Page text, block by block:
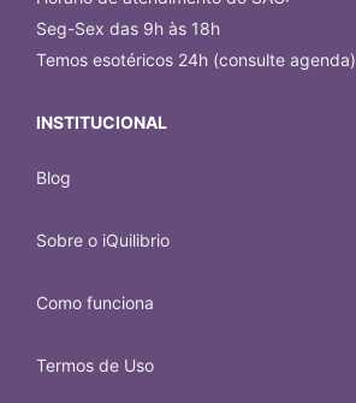
Seg-Sex das 9h às 18h
Temos esotéricos 24h (consulte agenda)
INSTITUCIONAL
Blog
Sobre o iQuilibrio
Como funciona
Termos de Uso